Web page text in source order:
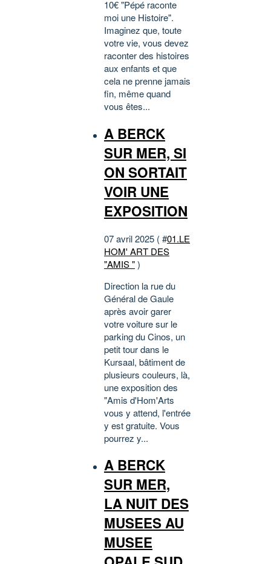
10€ "Pépé raconte
moi une Histoire".
Imaginez que, toute
votre vie, vous devez
raconter des histoires
aux enfants et que
cela ne prenne jamais
fin, même quand
vous êtes...
A BERCK
SUR MER, SI
ON SORTAIT
VOIR UNE
EXPOSITION
07 avril 2025 ( #01.LE
HOM' ART DES
"AMIS ")
Direction la rue du
Général de Gaule
après avoir garer
votre voiture sur le
parking du Cinos, un
petit tour dans le
Kursaal, bâtiment de
plusieurs couleurs, là,
une exposition des
"Amis d'Hom'Arts
vous y attend, l'entrée
y est gratuite. Vous
pourrez y...
A BERCK
SUR MER,
LA NUIT DES
MUSEES AU
MUSEE